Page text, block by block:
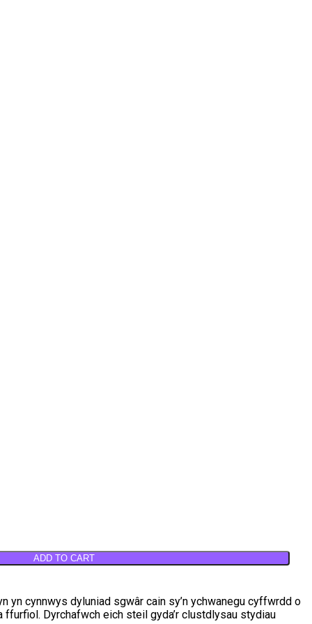
ADD TO CART
yn cynnwys dyluniad sgwâr cain sy’n ychwanegu cyffwrdd o
Dyrchafwch eich steil gyda’r clustdlysau stydiau